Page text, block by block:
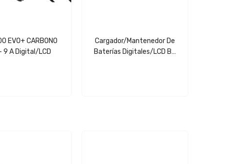
EVO+ CARBONO
9 A Digital/LCD
Cargador/mantenedor De
Baterías Digitales/LCD BC